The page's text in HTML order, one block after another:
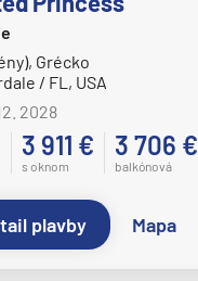
Grécko
/ FL, USA
2028
3 911 €
s oknom
3 706 €
balkónová
plavby Mapa